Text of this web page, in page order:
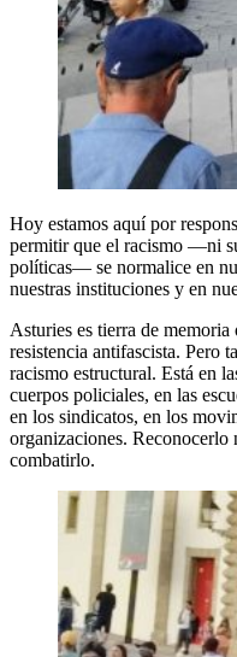
Hoy estamos aquí por
permitir que el racismo —ni
políticas— se normalice en
nuestras instituciones y en
Asturies es tierra de
resistencia antifascista. Pero
racismo estructural. Está en
cuerpos policiales, en las
en los sindicatos, en los
organizaciones. Reconocerlo
combatirlo.